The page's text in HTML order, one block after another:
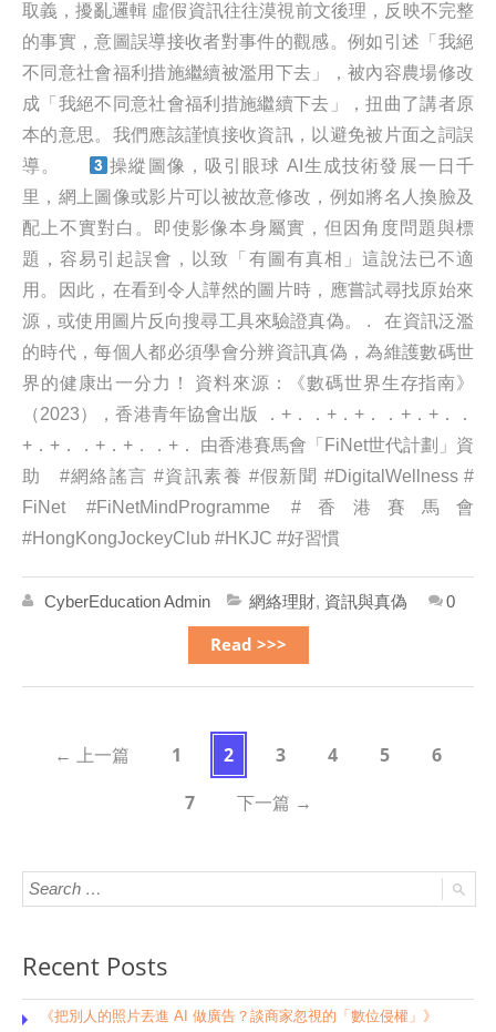
取義，擾亂邏輯 虛假資訊往往漠視前文後理，反映不完整
的事實，意圖誤導接收者對事件的觀感。例如引述「我絕
不同意社會福利措施繼續被濫用下去」，被內容農場修改
成「我絕不同意社會福利措施繼續下去」，扭曲了講者原
本的意思。我們應該謹慎接收資訊，以避免被片面之詞誤
導。
操縱圖像，吸引眼球 AI生成技術發展一日千
里，網上圖像或影片可以被故意修改，例如將名人換臉及
配上不實對白。即使影像本身屬實，但因角度問題與標
題，容易引起誤會，以致「有圖有真相」這說法已不適
用。因此，在看到令人譁然的圖片時，應嘗試尋找原始來
源，或使用圖片反向搜尋工具來驗證真偽。
. 在資訊泛濫
的時代，每個人都必須學會分辨資訊真偽，為維護數碼世
界的健康出一分力！ 資料來源：《數碼世界生存指南》
（2023），香港青年協會出版 ．+．．+．+．．+．+．．
+．+．．+．+．．+． 由香港賽馬會「FiNet世代計劃」資
助 #網絡謠言 #資訊素養 #假新聞 #DigitalWellness #
FiNet #FiNetMindProgramme #香港賽馬會
#HongKongJockeyClub #HKJC #好習慣
CyberEducation Admin 網絡理財, 資訊與真偽 0
Read >>>
← 上一篇 1 2 3 4 5
6
7
下一篇 →
Recent Posts
《把別人的照片丟進 AI 做廣告？談商家忽視的「數位侵權」》